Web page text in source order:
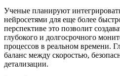
Ученые планируют
нейросетями для еще более
перспективе это позволит
глубокого и долгосрочного
процессов в реальном времени.
баланс между скоростью,
детализации.